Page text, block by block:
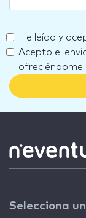
He leído y
Acepto el
ofreciéndome
Selecciona